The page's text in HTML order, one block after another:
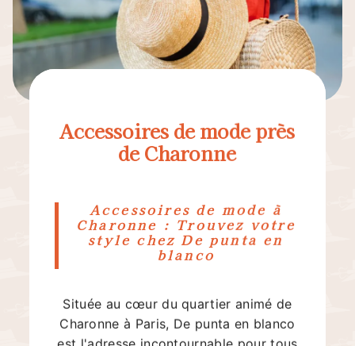
Accessoires de mode près
de Charonne
Accessoires de mode à
Charonne : Trouvez votre
style chez De punta en
blanco
Située au cœur du quartier animé de
Charonne à Paris, De punta en blanco
est l'adresse incontournable pour tous